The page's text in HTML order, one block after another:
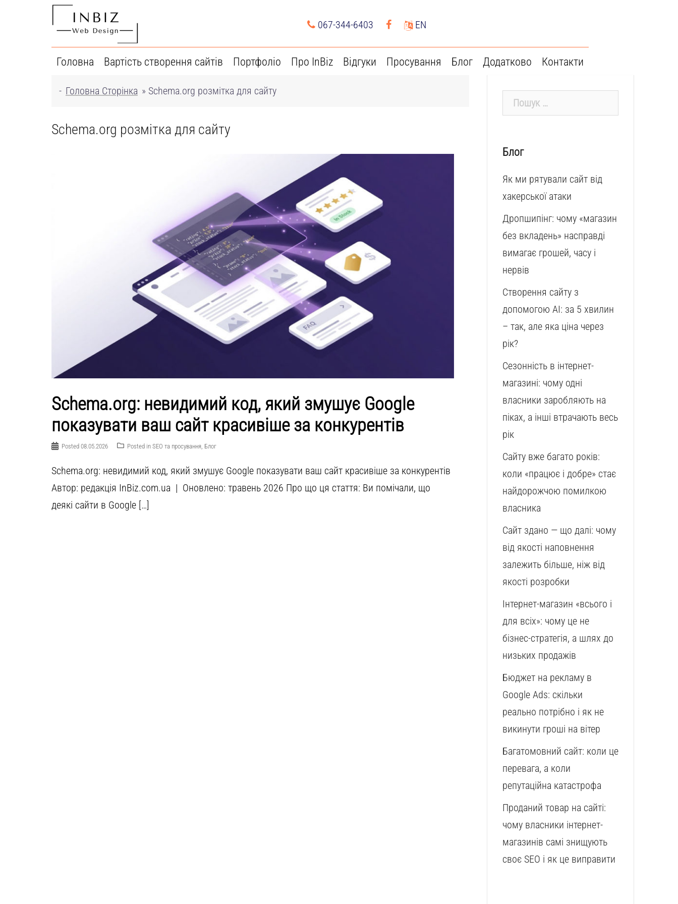
067-344-6403 EN
Головна Вартість створення сайтів Портфоліо Про InBiz Відгуки Просування Блог Додатково Контакти
- Головна Сторінка » Schema.org розмітка для сайту
Schema.org розмітка для сайту
Schema.org: невидимий код, який змушує Google
показувати ваш сайт красивіше за конкурентів
Posted 08.05.2026 Posted in SEO та просування Блог
Schema.org: невидимий код, який змушує Google показувати ваш сайт красивіше за конкурентів
Автор: редакція InBiz.com.ua | Оновлено: травень 2026 Про що ця стаття: Ви помічали, що
деякі сайти в Google […]
Пошук:
Блог
Як ми рятували сайт від
хакерської атаки
Дропшипінг: чому «магазин
без вкладень» насправді
вимагає грошей, часу і
нервів
Створення сайту з
допомогою AI: за 5 хвилин
– так, але яка ціна через
рік?
Сезонність в інтернет-
магазині: чому одні
власники заробляють на
піках, а інші втрачають весь
рік
Сайту вже багато років:
коли «працює і добре» стає
найдорожчою помилкою
власника
Сайт здано — що далі: чому
від якості наповнення
залежить більше, ніж від
якості розробки
Інтернет-магазин «всього і
для всіх»: чому це не
бізнес-стратегія, а шлях до
низьких продажів
Бюджет на рекламу в
Google Ads: скільки
реально потрібно і як не
викинути гроші на вітер
Багатомовний сайт: коли це
перевага, а коли
репутаційна катастрофа
Проданий товар на сайті:
чому власники інтернет-
магазинів самі знищують
своє SEO і як це виправити